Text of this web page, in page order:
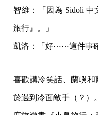
智維：「因為 Sidoli
旅行』。」
凱洛：「好⋯⋯這件事
喜歡講冷笑話、蘭嶼
於遇到冷面敵手（？）